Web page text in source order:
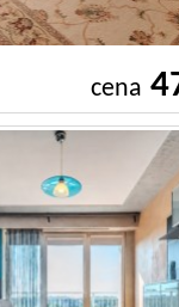
cena